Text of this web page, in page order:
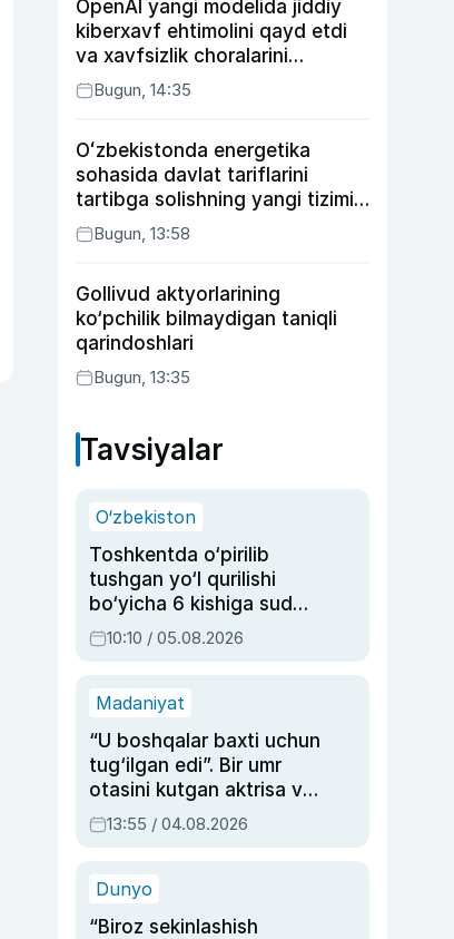
OpenAI yangi modelida jiddiy
kiberxavf ehtimolini qayd etdi
va xavfsizlik choralarini
kuchaytirdi
Bugun, 14:35
Oʻzbekistonda energetika
sohasida davlat tariflarini
tartibga solishning yangi tizimi
joriy etildi
Bugun, 13:58
Gollivud aktyorlarining
ko‘pchilik bilmaydigan taniqli
qarindoshlari
Bugun, 13:35
Tavsiyalar
O‘zbekiston
Toshkentda o‘pirilib
tushgan yo‘l qurilishi
bo‘yicha 6 kishiga sud
hukmi o‘qildi
10:10 / 05.08.2026
Madaniyat
“U boshqalar baxti uchun
tug‘ilgan edi”. Bir umr
otasini kutgan aktrisa va
dublyaj ustasi Rimma
Ahmedovaning
13:55 / 04.08.2026
Dunyo
“Biroz sekinlashish